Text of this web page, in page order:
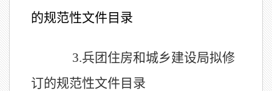
的规范性文件目录
3.兵团住房和城乡建设局拟修
订的规范性文件目录